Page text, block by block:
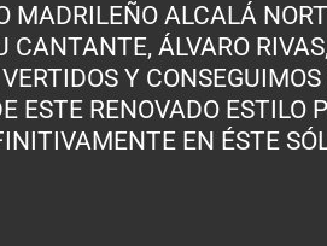
MADRILEÑO ALCALÁ
ÁLVARO
Y CONSEGUIMOS
ESTE RENOVADO ESTILO
EN ÉSTE